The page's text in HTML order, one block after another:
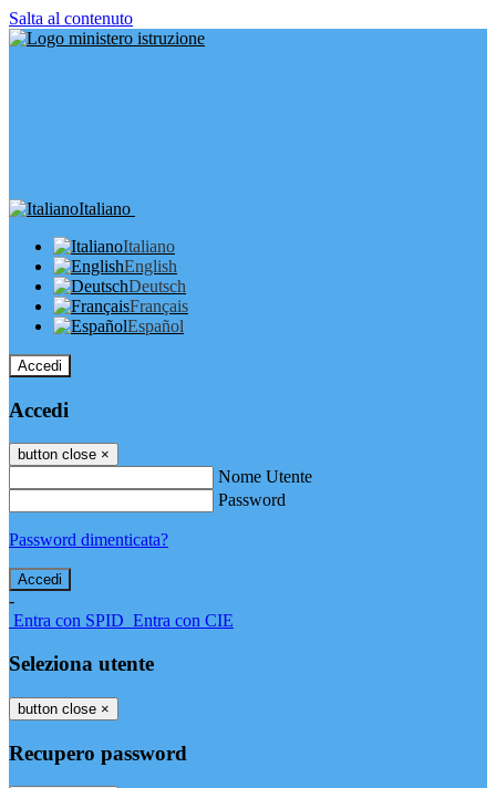
Salta al contenuto
Italiano
Italiano
English
Deutsch
Français
Español
Accedi
Accedi
button close ×
Nome Utente
Password
Password dimenticata?
-
Entra con SPID Entra con CIE
Seleziona utente
button close ×
Recupero password